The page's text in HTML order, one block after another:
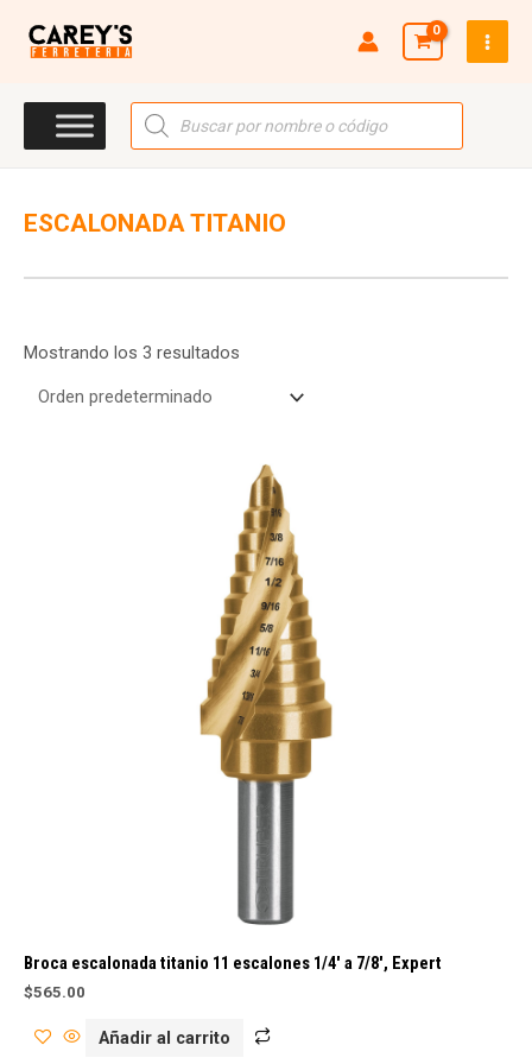
Main
Búsqueda
productos
ESCALONADA TITANIO
Mostrando los 3 resultados
Broca escalonada titanio 11 escalones 1/4′ a 7/8′, Expert
$565.00
Añadir al carrito